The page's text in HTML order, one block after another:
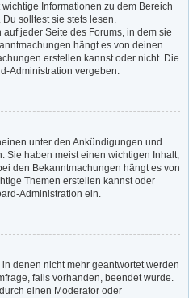
Informationen zu dem Bereich
solltest sie stets lesen.
jeder Seite des Forums, in dem sie
hängt es von deinen
erstellen kannst oder nicht. Die
Administration vergeben.
unter den Ankündigungen und
Sie haben meist einen wichtigen Inhalt,
den Bekanntmachungen hängt es von
Themen erstellen kannst oder
Administration ein.
denen nicht mehr geantwortet werden
falls vorhanden, beendet wurde.
einen Moderator oder